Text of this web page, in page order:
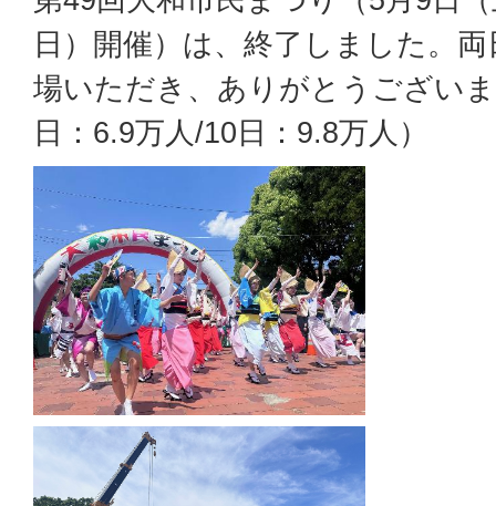
日）開催）は、終了しました。
場いただき、ありがとうござい
日：6.9万人/10日：9.8万人）